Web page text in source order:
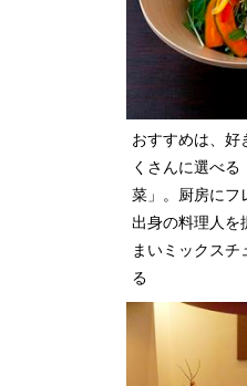
おすすめは、好
くさんに選べ
菜」。厨房にフ
出身の料理人を
まいミックス
る